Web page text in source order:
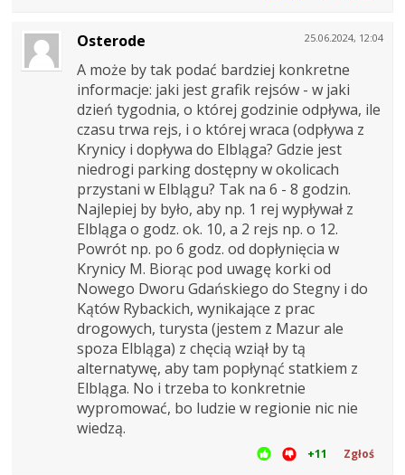
25.06.2024, 12:04
Osterode
A może by tak podać bardziej konkretne
informacje: jaki jest grafik rejsów - w jaki
dzień tygodnia, o której godzinie odpływa, ile
czasu trwa rejs, i o której wraca (odpływa z
Krynicy i dopływa do Elbląga? Gdzie jest
niedrogi parking dostępny w okolicach
przystani w Elblągu? Tak na 6 - 8 godzin.
Najlepiej by było, aby np. 1 rej wypływał z
Elbląga o godz. ok. 10, a 2 rejs np. o 12.
Powrót np. po 6 godz. od dopłynięcia w
Krynicy M. Biorąc pod uwagę korki od
Nowego Dworu Gdańskiego do Stegny i do
Kątów Rybackich, wynikające z prac
drogowych, turysta (jestem z Mazur ale
spoza Elbląga) z chęcią wziął by tą
alternatywę, aby tam popłynąć statkiem z
Elbląga. No i trzeba to konkretnie
wypromować, bo ludzie w regionie nic nie
wiedzą.
+11 Zgłoś